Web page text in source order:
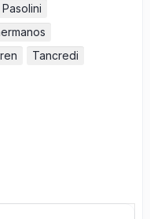
Tancredi